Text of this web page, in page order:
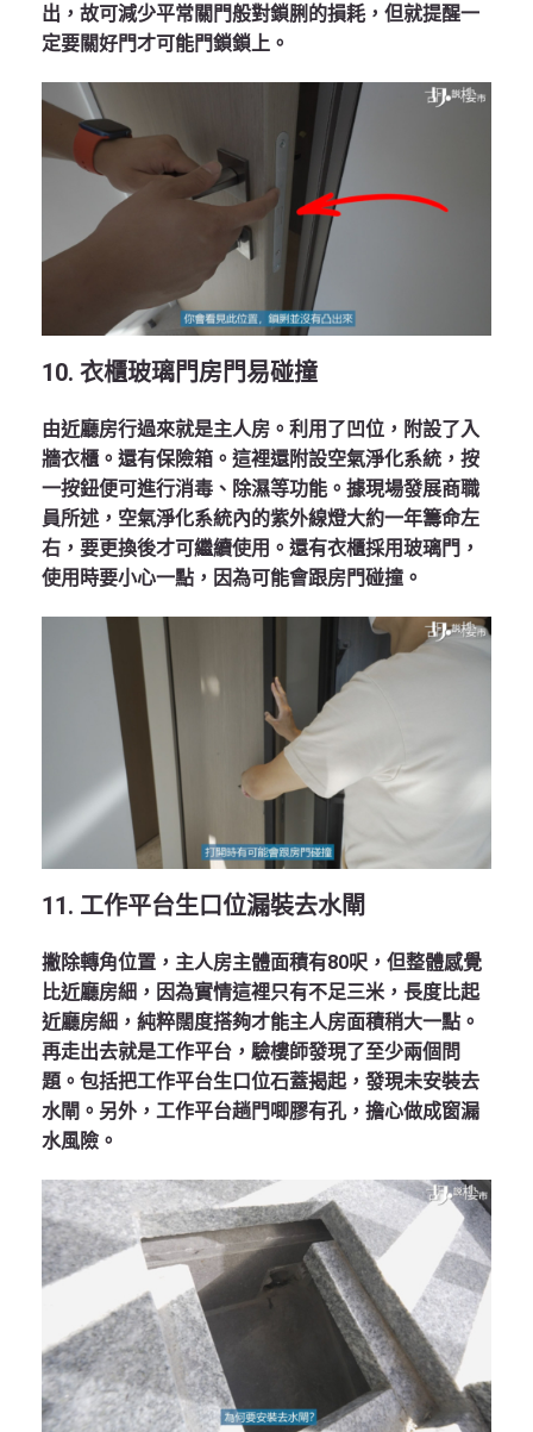
出，故可減少平常關門般對鎖脷的損耗，但就提醒一
定要關好門才可能門鎖鎖上。
10. 衣櫃玻璃門房門易碰撞
由近廳房行過來就是主人房。利用了凹位，附設了入
牆衣櫃。還有保險箱。這裡還附設空氣淨化系統，按
一按鈕便可進行消毒、除濕等功能。據現場發展商職
員所述，空氣淨化系統內的紫外線燈大約一年籌命左
右，要更換後才可繼續使用。還有衣櫃採用玻璃門，
使用時要小心一點，因為可能會跟房門碰撞。
11. 工作平台生口位漏裝去水閘
撇除轉角位置，主人房主體面積有80呎，但整體感覺
比近廳房細，因為實情這裡只有不足三米，長度比起
近廳房細，純粹闊度搭夠才能主人房面積稍大一點。
再走出去就是工作平台，驗樓師發現了至少兩個問
題。包括把工作平台生口位石蓋揭起，發現未安裝去
水閘。另外，工作平台趟門唧膠有孔，擔心做成窗漏
水風險。